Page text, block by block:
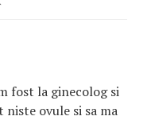
fost la ginecolog si
niste ovule si sa ma